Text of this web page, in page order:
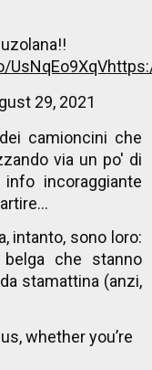
UsNqEo9XqV
29, 2021
camioncini che
via un po' di
incoraggiante
intanto, sono loro:
che stanno
stamattina (anzi,
whether you’re